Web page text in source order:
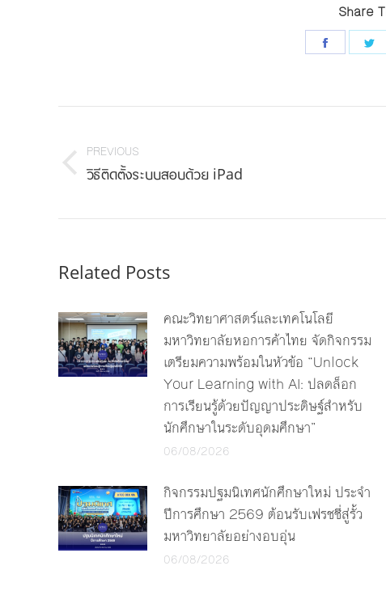
Share
Share
navigation
PREVIOUS
Previous
วิธีติดตั้งระบบสอบด้วย iPad
Related Posts
คณะวิทยาศาสตร์และเทคโนโลยี
มหาวิทยาลัยหอการค้าไทย จัดกิจกรรม
เตรียมความพร้อมในหัวข้อ “Unlock
Your Learning with AI: ปลดล็อก
การเรียนรู้ด้วยปัญญาประดิษฐ์สำหรับ
นักศึกษาในระดับอุดมศึกษา”
06/08/2026
กิจกรรมปฐมนิเทศนักศึกษาใหม่ ประจำ
ปีการศึกษา 2569 ต้อนรับเฟรชชี่สู่รั้ว
มหาวิทยาลัยอย่างอบอุ่น
06/08/2026